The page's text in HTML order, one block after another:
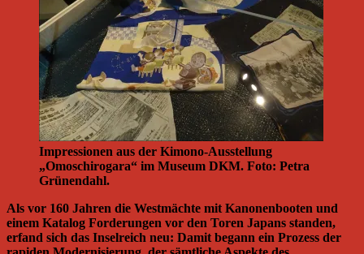
Impressionen aus der Kimono-Ausstellung
„Omoschirogara“ im Museum DKM. Foto: Petra
Grünendahl.
Als vor 160 Jahren die Westmächte mit Kanonenbooten und
einem Katalog Forderungen vor den Toren Japans standen,
erfand sich das Inselreich neu: Damit begann ein Prozess der